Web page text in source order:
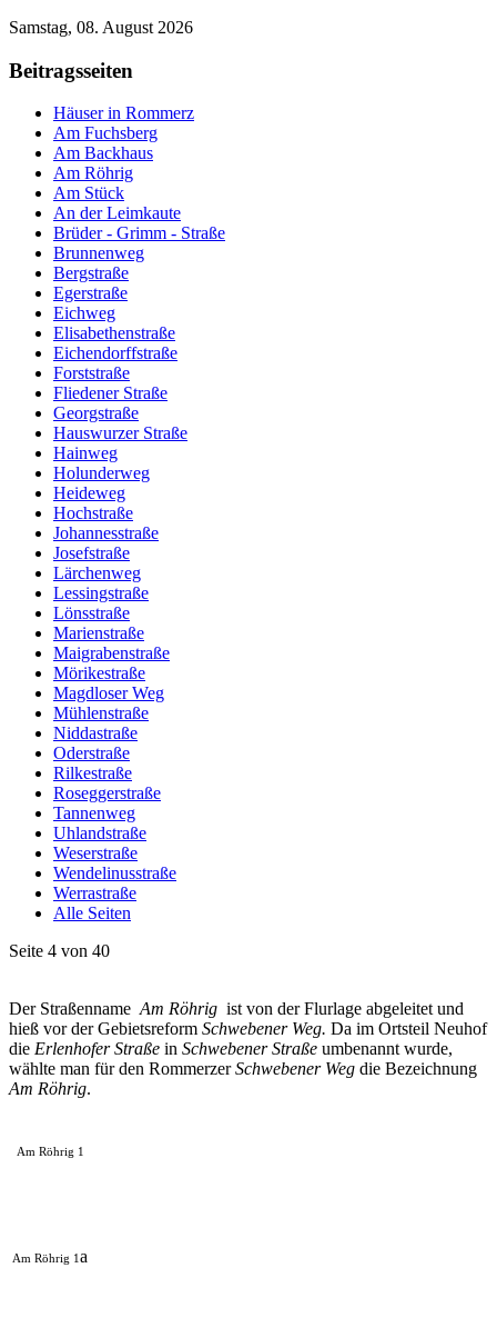
Samstag, 08. August 2026
Beitragsseiten
Häuser in Rommerz
Am Fuchsberg
Am Backhaus
Am Röhrig
Am Stück
An der Leimkaute
Brüder - Grimm - Straße
Brunnenweg
Bergstraße
Egerstraße
Eichweg
Elisabethenstraße
Eichendorffstraße
Forststraße
Fliedener Straße
Georgstraße
Hauswurzer Straße
Hainweg
Holunderweg
Heideweg
Hochstraße
Johannesstraße
Josefstraße
Lärchenweg
Lessingstraße
Lönsstraße
Marienstraße
Maigrabenstraße
Mörikestraße
Magdloser Weg
Mühlenstraße
Niddastraße
Oderstraße
Rilkestraße
Roseggerstraße
Tannenweg
Uhlandstraße
Weserstraße
Wendelinusstraße
Werrastraße
Alle Seiten
Seite 4 von 40
Der StraßennameAm Röhrig ist von der Flurlage abgeleitet und
hieß vor der Gebietsreform Schwebener Weg. Da im Ortsteil Neuhof
die Erlenhofer Straße in Schwebener Straße umbenannt wurde,
wählte man für den RommerzerSchwebener Weg die Bezeichnung
Am Röhrig.
Am Röhrig 1
Am Röhrig 1a